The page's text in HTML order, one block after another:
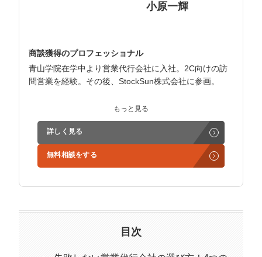
小原一輝
商談獲得のプロフェッショナル
青山学院在学中より営業代行会社に入社。2C向けの訪
問営業を経験。その後、StockSun株式会社に参画。
インサイドセールス立ち上げ、テレアポ部隊立ち上げな
ど営業支援を担当。
学生時代からに代表岩野の社長秘書として活動。現在は
3社の事業責任者も務めており、Webマーケティングと
趣味はキックボクシング。アマチュアの戦績は2戦0勝2
もっと見る
詳しく見る
無料相談をする
目次